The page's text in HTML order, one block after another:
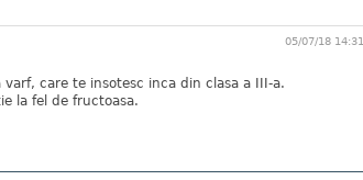
05/07/18 14:31
care te insotesc inca din clasa a III-a.
la fel de fructoasa.